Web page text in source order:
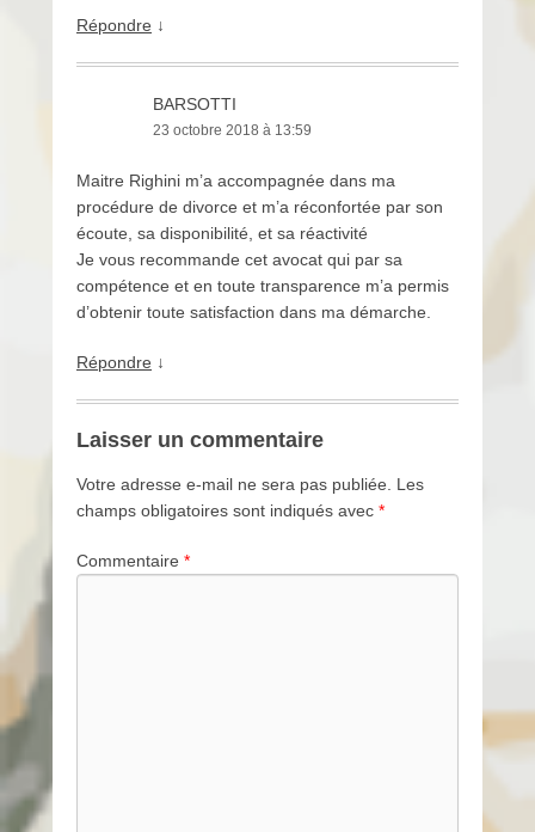
Répondre ↓
BARSOTTI
23 octobre 2018 à 13:59
Maitre Righini m’a accompagnée dans ma
procédure de divorce et m’a réconfortée par son
écoute, sa disponibilité, et sa réactivité
Je vous recommande cet avocat qui par sa
compétence et en toute transparence m’a permis
d’obtenir toute satisfaction dans ma démarche.
Répondre ↓
Laisser un commentaire
Votre adresse e-mail ne sera pas publiée.
Les
champs obligatoires sont indiqués avec *
Commentaire *